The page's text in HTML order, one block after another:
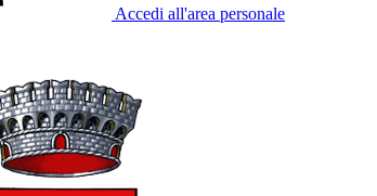
Accedi all'area personale